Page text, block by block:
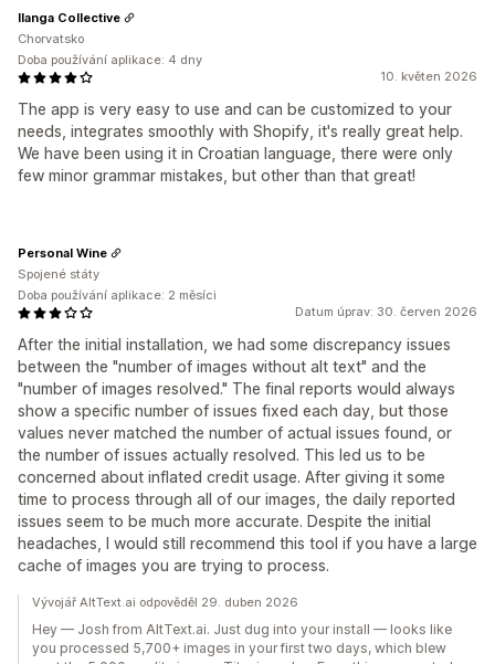
10. květen 2026
The app is very easy to use and can be customized to your
needs, integrates smoothly with Shopify, it's really great help.
We have been using it in Croatian language, there were only
few minor grammar mistakes, but other than that great!
Ilanga Collective
Chorvatsko
Doba používání aplikace: 4 dny
Datum úprav: 30. červen 2026
After the initial installation, we had some discrepancy issues
between the "number of images without alt text" and the
"number of images resolved." The final reports would always
show a specific number of issues fixed each day, but those
values never matched the number of actual issues found, or
the number of issues actually resolved. This led us to be
concerned about inflated credit usage. After giving it some
time to process through all of our images, the daily reported
issues seem to be much more accurate. Despite the initial
headaches, I would still recommend this tool if you have a large
cache of images you are trying to process.
Personal Wine
Spojené státy
Doba používání aplikace: 2 měsíci
Vývojář AltText.ai odpověděl 29. duben 2026
Hey — Josh from AltText.ai. Just dug into your install — looks like
you processed 5,700+ images in your first two days, which blew